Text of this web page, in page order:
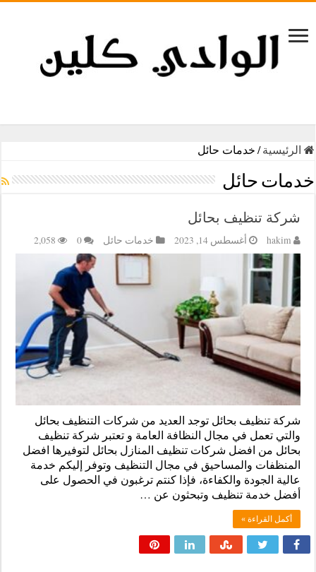
الرئيسية/ خدمات حائل
خدمات حائل
شركة تنظيف بحائل
hakim أغسطس 14, 2023 خدمات حائل 0
2,058
شركة تنظيف بحائل توجد العديد من شركات التنظيف بحائل
والتي تعمل في مجال النظافة العامة و تعتبر شركة تنظيف
بحائل من افضل شركات تنظيف المنازل بحائل لتوفيرها افضل
المنظفات والمساحيق في مجال التنظيف وتوفر إليكم خدمة
عالية الجودة والكفاءة، فإذا كنتم ترغبون في الحصول على
أفضل خدمة تنظيف وتبحثون عن …
أكمل القراءة »